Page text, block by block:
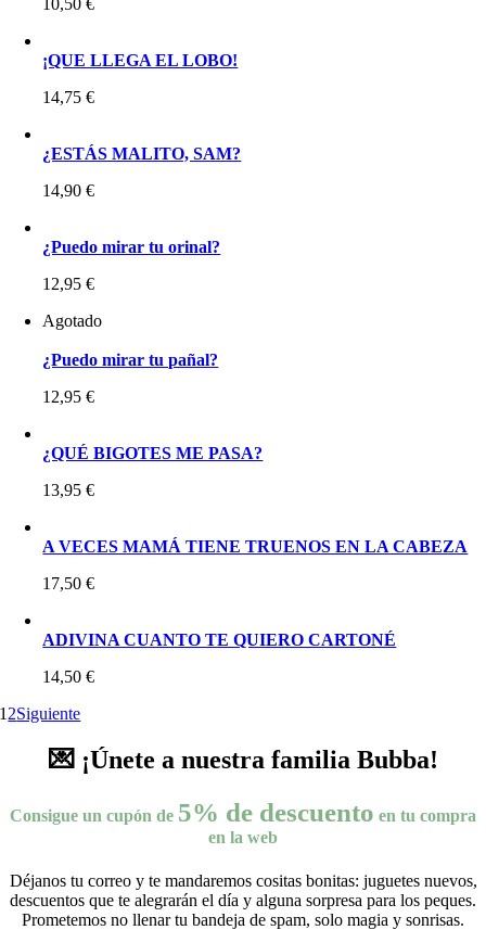
10,50€
¡QUE LLEGA EL LOBO!
14,75€
¿ESTÁS MALITO, SAM?
14,90€
¿Puedo mirar tu orinal?
12,95€
Agotado
¿Puedo mirar tu pañal?
12,95€
¿QUÉ BIGOTES ME PASA?
13,95€
A VECES MAMÁ TIENE TRUENOS EN LA CABEZA
17,50€
ADIVINA CUANTO TE QUIERO CARTONÉ
14,50€
1 2Siguiente
💌 ¡Únete a nuestra familia Bubba!
Consigue un cupón de 5% de descuento en tu compra
en la web
Déjanos tu correo y te mandaremos cositas bonitas: juguetes nuevos,
descuentos que te alegrarán el día y alguna sorpresa para los peques.
Prometemos no llenar tu bandeja de spam, solo magia y sonrisas.